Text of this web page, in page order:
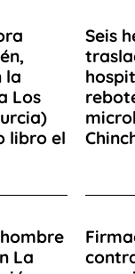
la
Los
libro el
Seis
La